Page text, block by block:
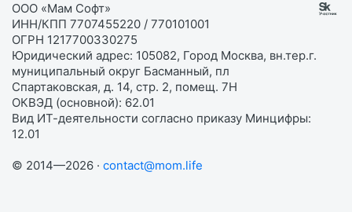
ООО «Мам Софт»
ИНН/КПП 7707455220 / 770101001
ОГРН 1217700330275
Юридический адрес: 105082, Город Москва, вн.тер.г.
муниципальный округ Басманный, пл
Спартаковская, д. 14, стр. 2, помещ. 7Н
ОКВЭД (основной): 62.01
Вид ИТ-деятельности согласно приказу Минцифры:
12.01
© 2014—2026 · contact@mom.life